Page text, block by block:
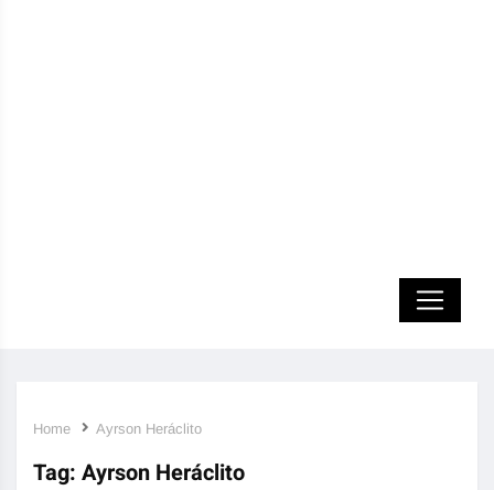
Home Ayrson Heráclito
Tag: Ayrson Heráclito